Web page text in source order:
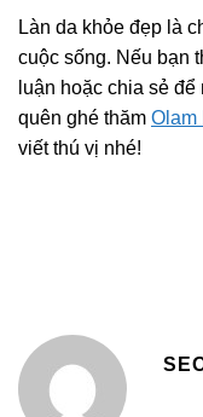
Làn da khỏe đẹp là
cuộc sống. Nếu bạn
luận hoặc chia sẻ
quên ghé thăm Olam
viết thú vị nhé!